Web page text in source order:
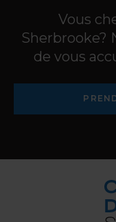
Vous
Sherbrooke?
de vous